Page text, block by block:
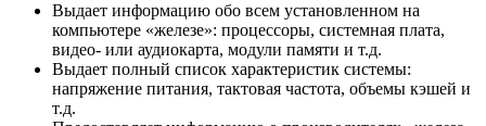
Выдает информацию обо всем установленном на
компьютере «железе»: процессоры, системная плата,
видео- или аудиокарта, модули памяти и т.д.
Выдает полный список характеристик системы:
напряжение питания, тактовая частота, объемы кэшей и
т.д.